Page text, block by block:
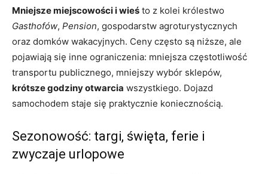
Mniejsze miejscowości i wieś to z kolei królestwo
Gasthofów, Pension, gospodarstw agroturystycznych
oraz domków wakacyjnych. Ceny często są niższe, ale
pojawiają się inne ograniczenia: mniejsza częstotliwość
transportu publicznego, mniejszy wybór sklepów,
krótsze godziny otwarcia wszystkiego. Dojazd
samochodem staje się praktycznie koniecznością.
Sezonowość: targi, święta, ferie i
zwyczaje urlopowe